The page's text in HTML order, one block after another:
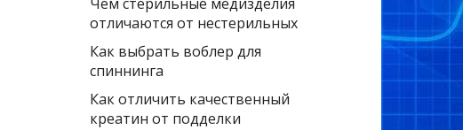
отличаются от нестерильных
Как выбрать воблер для
спиннинга
Как отличить качественный
креатин от подделки